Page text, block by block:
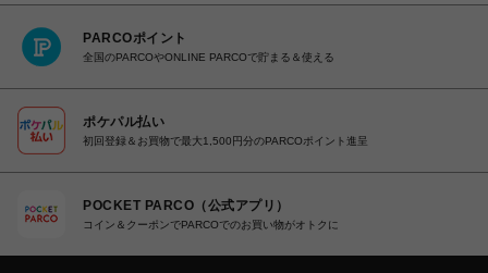
PARCOポイント
全国のPARCOやONLINE PARCOで貯まる＆使える
ポケパル払い
初回登録＆お買物で最大1,500円分のPARCOポイント進呈
POCKET PARCO（公式アプリ）
コイン＆クーポンでPARCOでのお買い物がオトクに